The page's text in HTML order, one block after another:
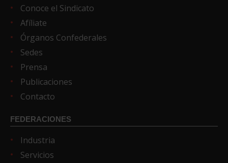
Conoce el Sindicato
Afíliate
Órganos Confederales
Sedes
Prensa
Publicaciones
Contacto
FEDERACIONES
Industria
Servicios